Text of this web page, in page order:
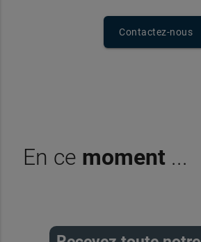
Contactez-nous
En ce moment ...